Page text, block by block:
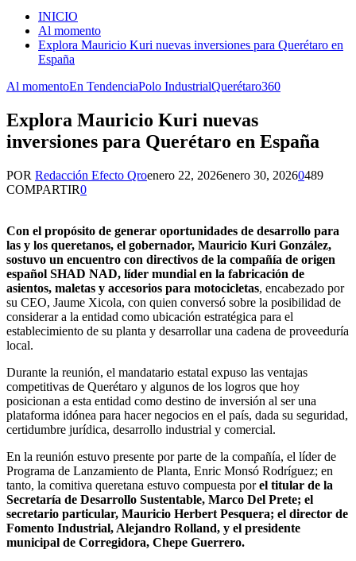
INICIO
Al momento
Explora Mauricio Kuri nuevas inversiones para Querétaro en
España
Al momentoEn TendenciaPolo IndustrialQuerétaro360
Explora Mauricio Kuri nuevas
inversiones para Querétaro en España
POR Redacción Efecto Qroenero 22, 2026enero 30, 20260489
COMPARTIR0
Con el propósito de generar oportunidades de desarrollo para
las y los queretanos, el gobernador, Mauricio Kuri González,
sostuvo un encuentro con directivos de la compañía de origen
español SHAD NAD, líder mundial en la fabricación de
asientos, maletas y accesorios para motocicletas, encabezado por
su CEO, Jaume Xicola, con quien conversó sobre la posibilidad de
considerar a la entidad como ubicación estratégica para el
establecimiento de su planta y desarrollar una cadena de proveeduría
local.
Durante la reunión, el mandatario estatal expuso las ventajas
competitivas de Querétaro y algunos de los logros que hoy
posicionan a esta entidad como destino de inversión al ser una
plataforma idónea para hacer negocios en el país, dada su seguridad,
certidumbre jurídica, desarrollo industrial y comercial.
En la reunión estuvo presente por parte de la compañía, el líder de
Programa de Lanzamiento de Planta, Enric Monsó Rodríguez; en
tanto, la comitiva queretana estuvo compuesta porel titular de la
Secretaría de Desarrollo Sustentable, Marco Del Prete; el
secretario particular, Mauricio Herbert Pesquera; el director de
Fomento Industrial, Alejandro Rolland, y el presidente
municipal de Corregidora, Chepe Guerrero.